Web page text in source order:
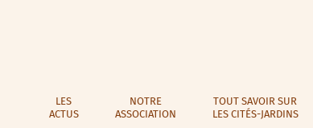
LES
ACTUS
NOTRE
ASSOCIATION
TOUT SAVOIR SUR
LES CITÉS-JARDINS